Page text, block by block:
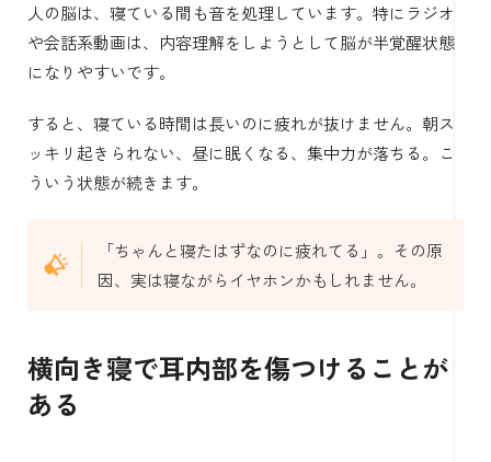
人の脳は、寝ている間も音を処理しています。特にラジオ
や会話系動画は、内容理解をしようとして脳が半覚醒状態
になりやすいです。
すると、寝ている時間は長いのに疲れが抜けません。朝ス
ッキリ起きられない、昼に眠くなる、集中力が落ちる。こ
ういう状態が続きます。
「ちゃんと寝たはずなのに疲れてる」。その原
因、実は寝ながらイヤホンかもしれません。
横向き寝で耳内部を傷つけることが
ある